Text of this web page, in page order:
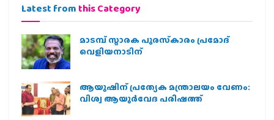
Latest from this Category
മാടമ്പ് സ്മാരക പുരസ്‌കാരം പ്രമോദ്
വെളിയനാടിന്
ആയുഷിന് പ്രത്യേക മന്ത്രാലയം വേണം:
വിശ്വ ആയുര്‍വേദ പരിഷത്ത്